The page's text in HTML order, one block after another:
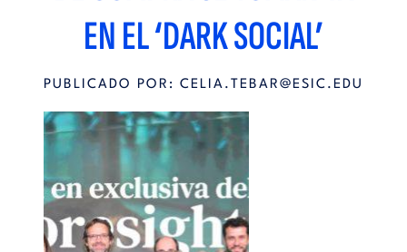
EN EL ‘DARK SOCIAL’
PUBLICADO POR: CELIA.TEBAR@ESIC.EDU